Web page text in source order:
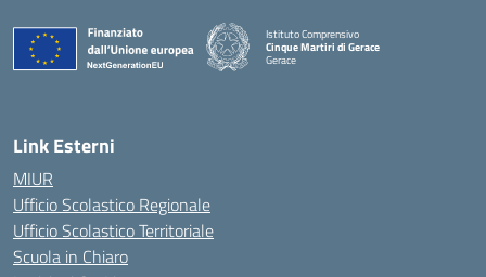
Istituto Comprensivo
Cinque Martiri di Gerace
Gerace
Link Esterni
MIUR
Ufficio Scolastico Regionale
Ufficio Scolastico Territoriale
Scuola in Chiaro